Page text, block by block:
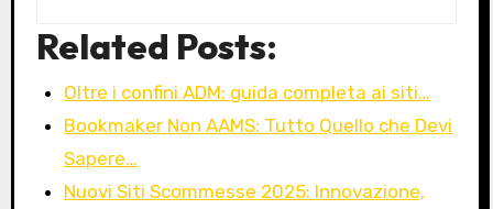
Related Posts:
Oltre i confini ADM: guida completa ai siti…
Bookmaker Non AAMS: Tutto Quello che Devi
Sapere…
Nuovi Siti Scommesse 2025: Innovazione,